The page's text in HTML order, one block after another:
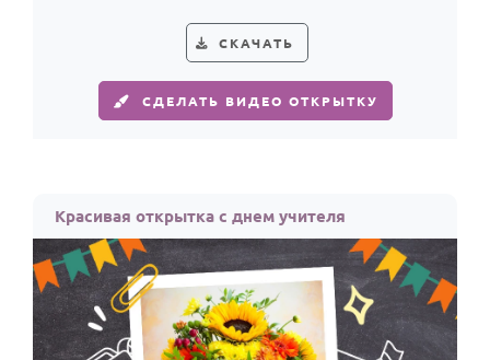
СКАЧАТЬ
СДЕЛАТЬ ВИДЕО ОТКРЫТКУ
Красивая открытка с днем учителя